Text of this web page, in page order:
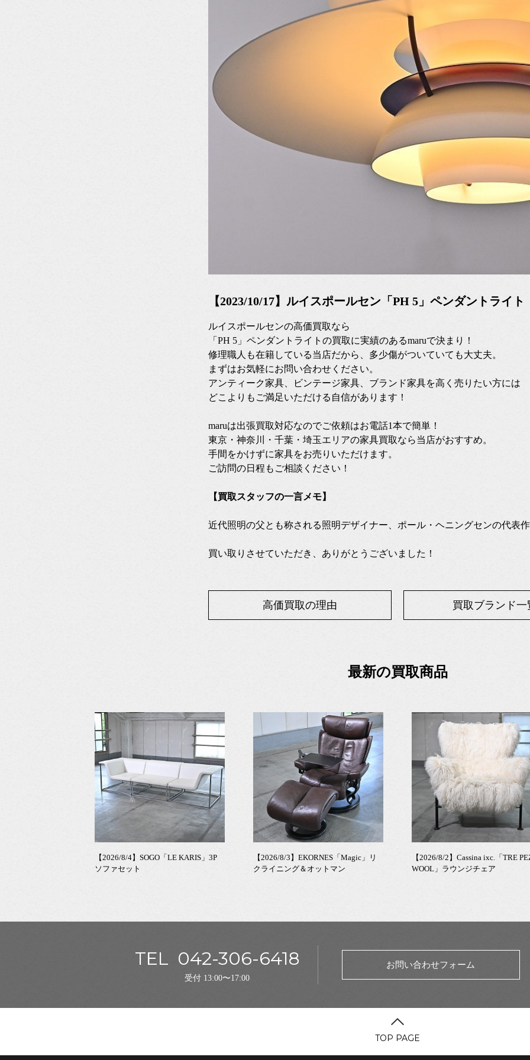
【2023/10/17】ルイスポールセン「PH 5」ペンダントライト
ルイスポールセンの高価買取なら
「PH 5」ペンダントライトの買取に実績のあるmaruで決まり！
修理職人も在籍している当店だから、多少傷がついていても大丈夫。
まずはお気軽にお問い合わせください。
アンティーク家具、ビンテージ家具、ブランド家具を高く売りたい方には
どこよりもご満足いただける自信があります！
maruは出張買取対応なのでご依頼はお電話1本で簡単！
東京・神奈川・千葉・埼玉エリアの家具買取なら当店がおすすめ。
手間をかけずに家具をお売りいただけます。
ご訪問の日程もご相談ください！
【買取スタッフの一言メモ】
近代照明の父とも称される照明デザイナー、ポール・ヘニングセンの代表
買い取りさせていただき、ありがとうございました！
高価買取の理由 買取ブランド一
最新の買取商品
【2026/8/4】SOGO「LE KARIS」3P
ソファセット
【2026/8/3】EKORNES「Magic」リ
クライニング＆オットマン
【2026/8/2】Cassina ixc.「TRE
WOOL」ラウンジチェア
TEL 042-306-6418
受付 13:00〜17:00
お問い合わせフォーム
TOP PAGE